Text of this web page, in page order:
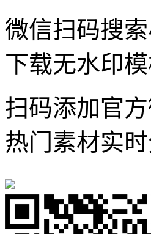
微信扫码搜
下载无水印
扫码添加官
热门素材实